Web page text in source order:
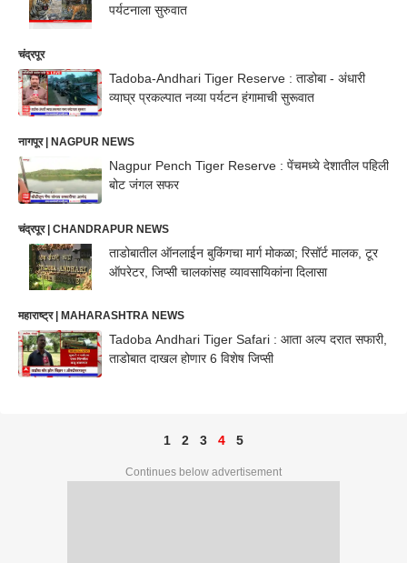
पर्यटनाला सुरुवात
चंद्रपूर
Tadoba-Andhari Tiger Reserve : ताडोबा - अंधारी
व्याघ्र प्रकल्पात नव्या पर्यटन हंगामाची सुरूवात
नागपूर | NAGPUR NEWS
Nagpur Pench Tiger Reserve : पेंचमध्ये देशातील पहिली
बोट जंगल सफर
चंद्रपूर | CHANDRAPUR NEWS
ताडोबातील ऑनलाईन बुकिंगचा मार्ग मोकळा; रिसॉर्ट मालक, टूर
ऑपरेटर, जिप्सी चालकांसह व्यावसायिकांना दिलासा
महाराष्ट्र | MAHARASHTRA NEWS
Tadoba Andhari Tiger Safari : आता अल्प दरात सफारी,
ताडोबात दाखल होणार 6 विशेष जिप्सी
1 2 3 4 5
Continues below advertisement